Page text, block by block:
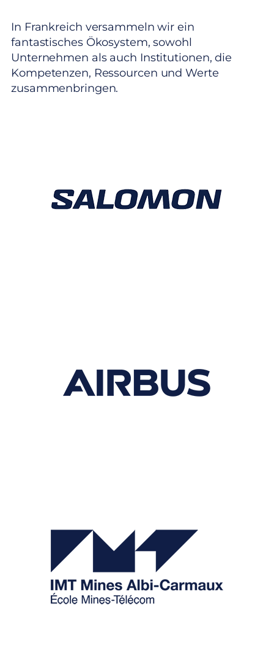
In Frankreich versammeln wir ein
fantastisches Ökosystem, sowohl
Unternehmen als auch Institutionen, die
Kompetenzen, Ressourcen und Werte
zusammenbringen.